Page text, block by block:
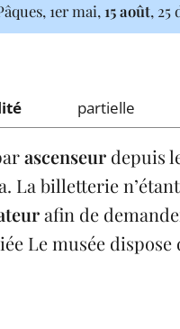
1er mai, 15 août, 25
partielle
ascenseur depuis
La billetterie
afin de
Le musée